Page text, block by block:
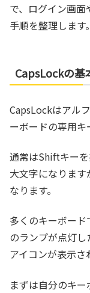
で、ログイン画
手順を整理します。
CapsLockの基
CapsLockはアル
ーボードの専用キ
通常はShiftキー
大文字になりま
なります。
多くのキーボー
のランプが点灯
アイコンが表示さ
まずは自分のキ